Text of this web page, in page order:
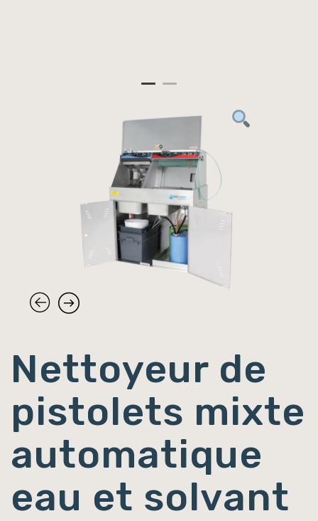
Nettoyeur de
pistolets mixte
automatique
eau et solvant